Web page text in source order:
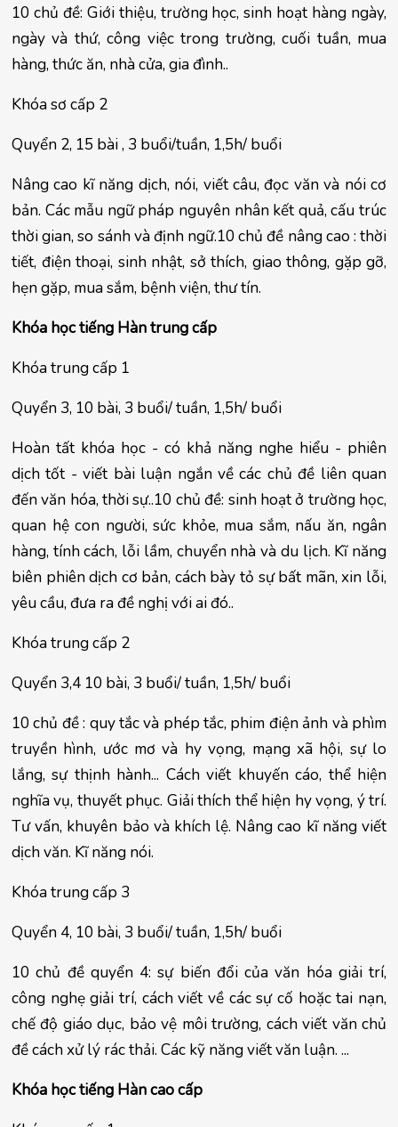
10 chủ đề: Giới thiệu, trường học, sinh hoạt hàng ngày,
ngày và thứ, công việc trong trường, cuối tuần, mua
hàng, thức ăn, nhà cửa, gia đình..
Khóa sơ cấp 2
Quyển 2, 15 bài , 3 buổi/tuần, 1,5h/ buổi
Nâng cao kĩ năng dịch, nói, viết câu, đọc văn và nói cơ
bản. Các mẫu ngữ pháp nguyên nhân kết quả, cấu trúc
thời gian, so sánh và định ngữ.10 chủ đề nâng cao : thời
tiết, điện thoại, sinh nhật, sở thích, giao thông, gặp gỡ,
hẹn gặp, mua sắm, bệnh viện, thư tín.
Khóa học tiếng Hàn trung cấp
Khóa trung cấp 1
Quyển 3, 10 bài, 3 buổi/ tuần, 1,5h/ buổi
Hoàn tất khóa học - có khả năng nghe hiểu - phiên
dịch tốt - viết bài luận ngắn về các chủ đề liên quan
đến văn hóa, thời sự..10 chủ đề: sinh hoạt ở trường học,
quan hệ con người, sức khỏe, mua sắm, nấu ăn, ngân
hàng, tính cách, lỗi lầm, chuyển nhà và du lịch. Kĩ năng
biên phiên dịch cơ bản, cách bày tỏ sự bất mãn, xin lỗi,
yêu cầu, đưa ra đề nghị với ai đó..
Khóa trung cấp 2
Quyển 3,4 10 bài, 3 buổi/ tuần, 1,5h/ buổi
10 chủ đề : quy tắc và phép tắc, phim điện ảnh và phìm
truyền hình, ước mơ và hy vọng, mạng xã hội, sự lo
lắng, sự thịnh hành... Cách viết khuyến cáo, thể hiện
nghĩa vụ, thuyết phục. Giải thích thể hiện hy vọng, ý trí.
Tư vấn, khuyên bảo và khích lệ. Nâng cao kĩ năng viết
dịch văn. Kĩ năng nói.
Khóa trung cấp 3
Quyển 4, 10 bài, 3 buổi/ tuần, 1,5h/ buổi
10 chủ đề quyển 4: sự biến đổi của văn hóa giải trí,
công nghẹ giải trí, cách viết về các sự cố hoặc tai nạn,
chế độ giáo dục, bảo vệ môi trường, cách viết văn chủ
đề cách xử lý rác thải. Các kỹ năng viết văn luận. ...
Khóa học tiếng Hàn cao cấp